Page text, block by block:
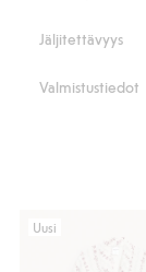
Jäljitettävyys
Valmistustiedot
Uusi